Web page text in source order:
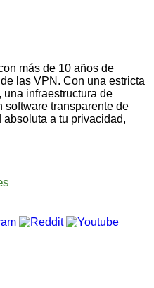
más de 10 años de
las VPN. Con una estricta
infraestructura de
software transparente de
a tu privacidad,